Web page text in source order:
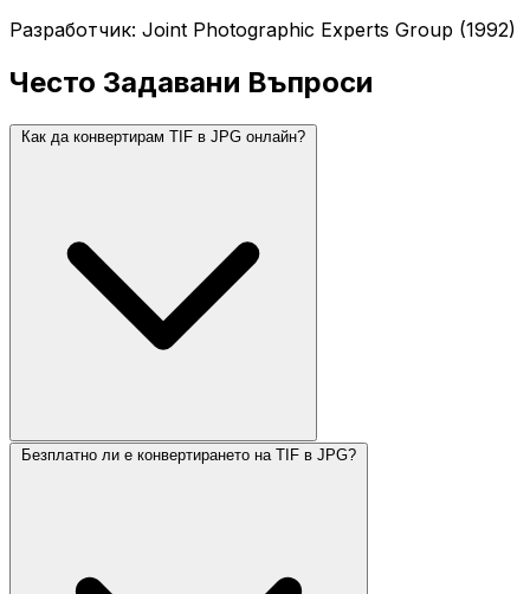
Разработчик: Joint Photographic Experts Group (1992)
Често Задавани Въпроси
Как да конвертирам TIF в JPG онлайн?
Безплатно ли е конвертирането на TIF в JPG?